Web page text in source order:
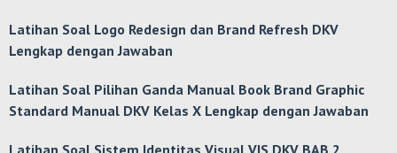
Latihan Soal Logo Redesign dan Brand Refresh DKV
Lengkap dengan Jawaban
Latihan Soal Pilihan Ganda Manual Book Brand Graphic
Standard Manual DKV Kelas X Lengkap dengan Jawaban
Latihan Soal Sistem Identitas Visual VIS DKV BAB 2